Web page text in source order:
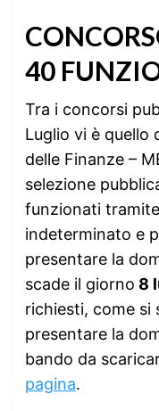
40
Tra i concorsi
Luglio vi è quello
delle Finanze –
selezione
funzionati
indeterminato e
presentare la
scade il giorno 8
richiesti, come si
presentare la
bando da
pagina.